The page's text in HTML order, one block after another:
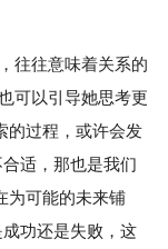
往往意味着关系的
可以引导她思考更
的过程，或许会发
适，那也是我们
为可能的未来铺
功还是失败，这